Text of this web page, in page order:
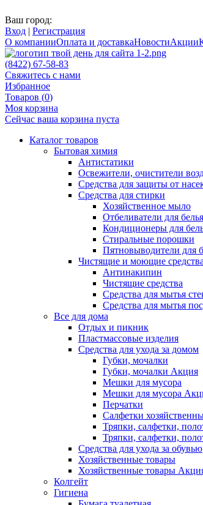
Ваш город:
Вход | Регистрация
О компанииОплата и доставкаНовостиАкции
(8422) 67-58-83
Свяжитесь с нами
Избранное
Товаров (0)
Моя корзина
Сейчас ваша корзина пуста
Каталог товаров
Бытовая химия
Антистатики
Освежители, очистители
Средства для защиты от
Средства для стирки
Хозяйственное мыло
Отбеливатели для белья
Кондиционеры для
Стиральные порошки
Пятновыводители для
Чистящие и моющие средства
Антинакипин
Чистящие средства
Средства для мытья
Средства для мытья
Все для дома
Отдых и пикник
Пластмассовые изделия
Средства для ухода за домом
Губки, мочалки
Губки, мочалки Акция
Мешки для мусора
Мешки для мусора
Перчатки
Салфетки
Тряпки, салфетки,
Тряпки, салфетки,
Средства для ухода за обувью
Хозяйственные товары
Хозяйственные товары
Колгейт
Гигиена